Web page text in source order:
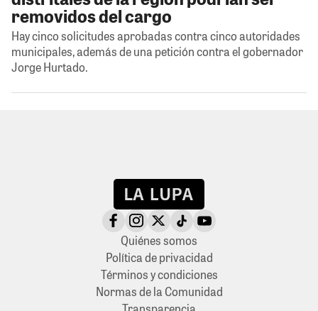
removidos del cargo
Hay cinco solicitudes aprobadas contra cinco autoridades
municipales, además de una petición contra el gobernador
Jorge Hurtado.
Quiénes somos
Política de privacidad
Términos y condiciones
Normas de la Comunidad